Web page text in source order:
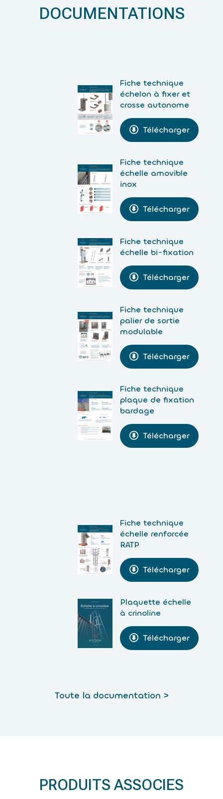
DOCUMENTATIONS
Fiche technique
échelon à fixer et
crosse autonome
Télécharger
Fiche technique
échelle amovible
inox
Télécharger
Fiche technique
échelle bi-fixation
Télécharger
Fiche technique
palier de sortie
modulable
Télécharger
Fiche technique
plaque de fixation
bardage
Télécharger
Fiche technique
échelle renforcée
RATP
Télécharger
Plaquette échelle
à crinoline
Télécharger
Toute la documentation >
PRODUITS ASSOCIES